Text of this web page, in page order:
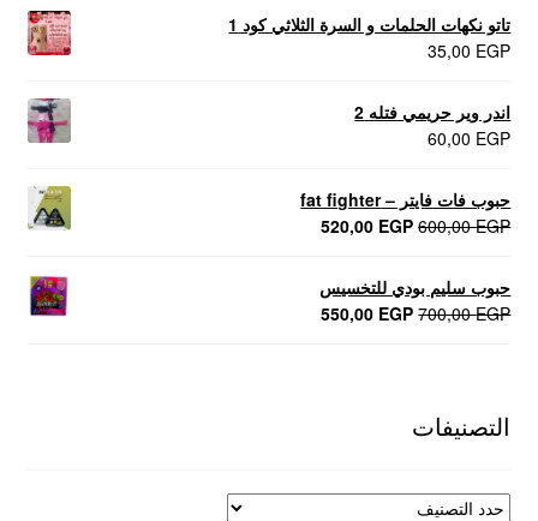
تاتو نكهات الحلمات و السرة الثلاثي كود 1
35,00 EGP
اندر وير حريمي فتله 2
60,00 EGP
حبوب فات فايتر – fat fighter
600,00EGP
السعر
600,00 EGP.
520,00 EGP
السعر
520,00 EGP.
حبوب سليم بودي للتخسيس
700,00EGP
السعر550,00 EGP
السعر
التصنيفات